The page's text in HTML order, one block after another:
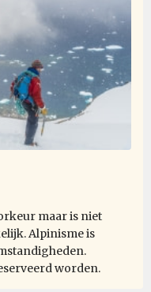
maar is niet
Alpinisme is
worden.